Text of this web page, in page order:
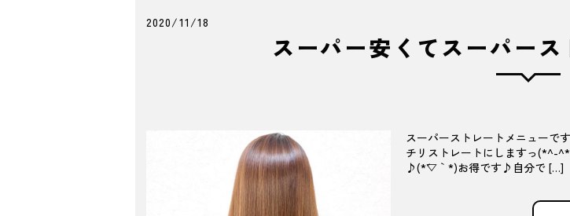
2020/11/18
スーパー安くてスーパー
スーパーストレートメニューで
チリストレートにしますっ(*^-
♪(*´▽｀*)お得です♪自分で […]